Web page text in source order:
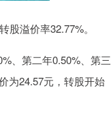
溢价率32.77%。
、第二年0.50%、第三
为24.57元，转股开始
-73.43 -0.52%